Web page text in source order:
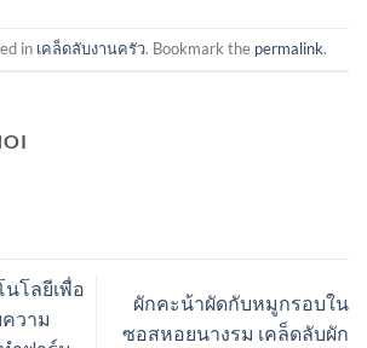
in เคล็ดลับงานครัว. Bookmark the permalink.
โลยีเพื่อ
วาม
ผักคะน้าผัดกับหมูกรอบใน
ซอสหอยนางรม เคล็ดลับผัก